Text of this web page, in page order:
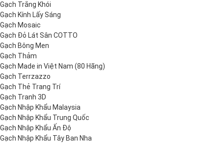
Gạch Trắng Khói
Gạch Kính Lấy Sáng
Gạch Mosaic
Gạch Đỏ Lát Sân COTTO
Gạch Bông Men
Gạch Thảm
Gạch Made in Việt Nam (80 Hãng)
Gạch Terrzazzo
Gạch Thẻ Trang Trí
Gạch Tranh 3D
Gạch Nhập Khẩu Malaysia
Gạch Nhập Khẩu Trung Quốc
Gạch Nhập Khẩu Ấn Độ
Gạch Nhập Khẩu Tây Ban Nha